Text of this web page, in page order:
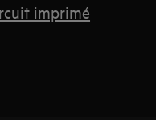
imprimé